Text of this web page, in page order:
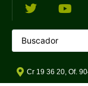
Cr 19 36 20, Of.